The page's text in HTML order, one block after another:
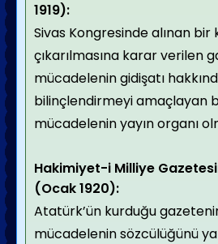
1919):
Sivas Kongresinde alınan
çıkarılmasına karar verilen
mücadelenin gidişatı
bilinçlendirmeyi amaçlayan
mücadelenin yayın organı
Hakimiyet-i Milliye
(Ocak 1920):
Atatürk’ün kurduğu
mücadelenin sözcülüğünü